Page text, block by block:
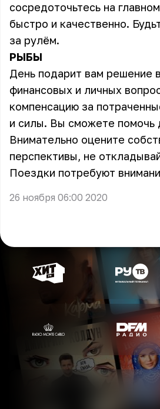
сосредоточьтесь на
быстро и качественно.
за рулём.
РЫБЫ
День подарит вам решение
финансовых и личных
компенсацию за
и силы. Вы сможете помочь
Внимательно оцените
перспективы, не
Поездки потребуют
26 ноября 06:00 2020